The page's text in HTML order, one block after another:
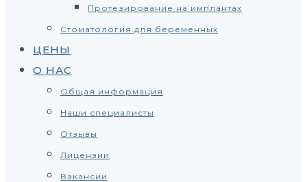
Протезирование на имплантах
Стоматология для беременных
ЦЕНЫ
О НАС
Общая информация
Наши специалисты
Отзывы
Лицензии
Вакансии